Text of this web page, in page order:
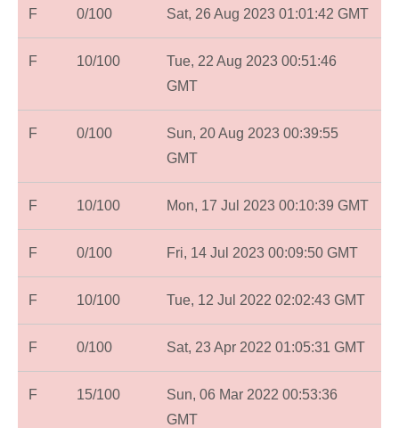
F 0/100 Sat, 26 Aug 2023 01:01:42 GMT
F 10/100
Tue, 22 Aug 2023 00:51:46
GMT
F 0/100
Sun, 20 Aug 2023 00:39:55
GMT
F 10/100 Mon, 17 Jul 2023 00:10:39 GMT
F 0/100 Fri, 14 Jul 2023 00:09:50 GMT
F 10/100 Tue, 12 Jul 2022 02:02:43 GMT
F 0/100 Sat, 23 Apr 2022 01:05:31 GMT
F 15/100
Sun, 06 Mar 2022 00:53:36
GMT